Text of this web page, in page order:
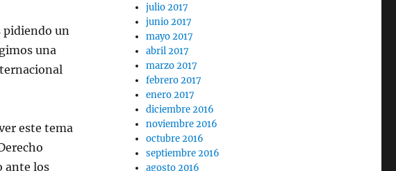
pidiendo un
una
este tema
ante los
julio 2017
junio 2017
mayo 2017
abril 2017
marzo 2017
febrero 2017
enero 2017
diciembre 2016
noviembre 2016
octubre 2016
septiembre 2016
agosto 2016